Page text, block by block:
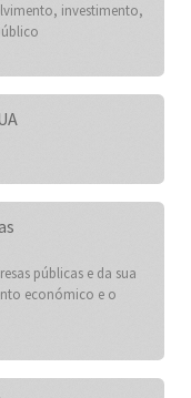
investimento,
públicas e da sua
económico e o